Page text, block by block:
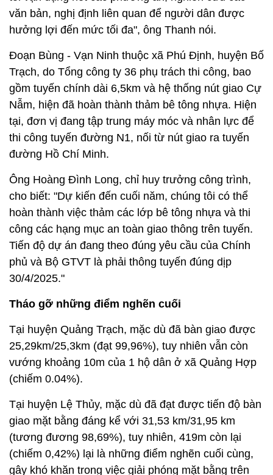
văn bản, nghị định liên quan để người dân được
hưởng lợi đến mức tối đa", ông Thanh nói.
Đoạn Bùng - Vạn Ninh thuộc xã Phú Định, huyện Bố
Trạch, do Tổng công ty 36 phụ trách thi công, bao
gồm tuyến chính dài 6,5km và hệ thống nút giao Cự
Nẫm, hiện đã hoàn thành thảm bê tông nhựa. Hiện
tại, đơn vị đang tập trung máy móc và nhân lực để
thi công tuyến đường N1, nối từ nút giao ra tuyến
đường Hồ Chí Minh.
Ông Hoàng Đình Long, chỉ huy trưởng công trình,
cho biết: "Dự kiến đến cuối năm, chúng tôi có thể
hoàn thành việc thảm các lớp bê tông nhựa và thi
công các hạng mục an toàn giao thông trên tuyến.
Tiến độ dự án đang theo đúng yêu cầu của Chính
phủ và Bộ GTVT là phải thông tuyến đúng dịp
30/4/2025."
Tháo gỡ những điểm nghẽn cuối
Tại huyện Quảng Trạch, mặc dù đã bàn giao được
25,29km/25,3km (đạt 99,96%), tuy nhiên vẫn còn
vướng khoảng 10m của 1 hộ dân ở xã Quảng Hợp
(chiếm 0.04%).
Tại huyện Lệ Thủy, mặc dù đã đạt được tiến độ bàn
giao mặt bằng đáng kể với 31,53 km/31,95 km
(tương đương 98,69%), tuy nhiên, 419m còn lại
(chiếm 0,42%) lại là những điểm nghẽn cuối cùng,
gây khó khăn trong việc giải phóng mặt bằng trên